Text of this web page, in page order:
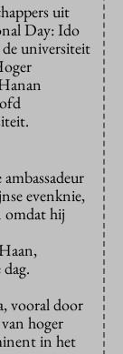
uit
Day: Ido
universiteit
evenknie,
omdat hij
vooral door
hoger
in het